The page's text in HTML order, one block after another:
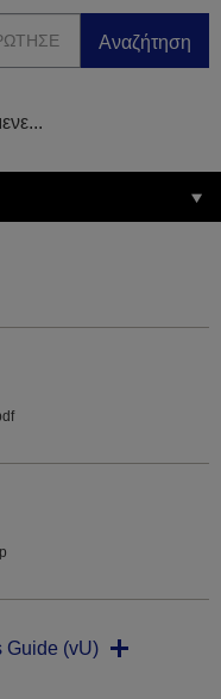
Αναζήτηση
Guide (vU)